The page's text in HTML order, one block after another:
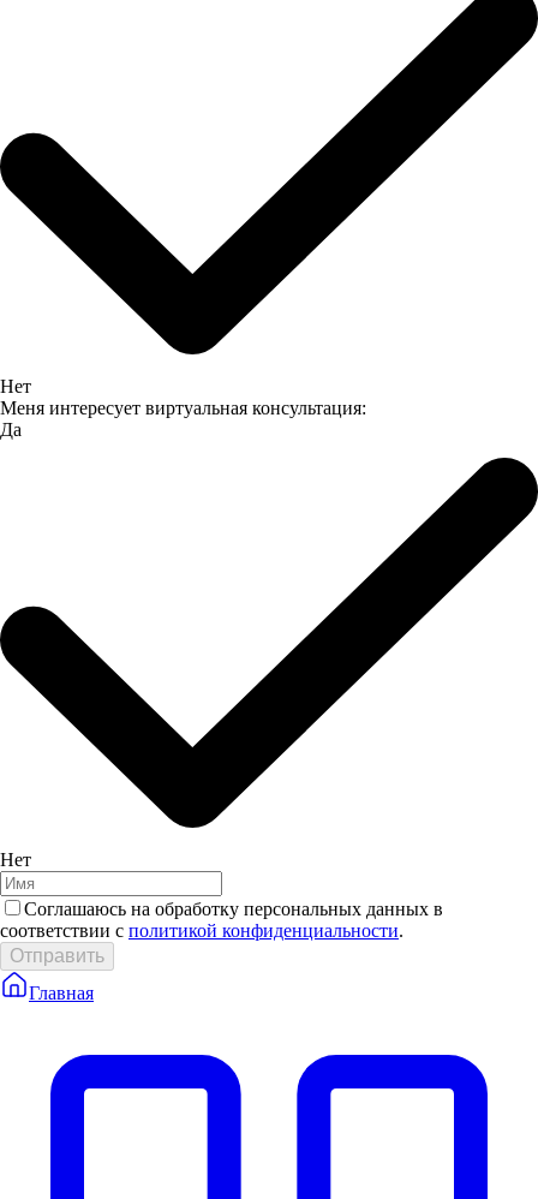
Нет
Меня интересует виртуальная консультация:
Да
Нет
Соглашаюсь на обработку персональных данных в
соответствии с политикой конфиденциальности.
Отправить
Главная